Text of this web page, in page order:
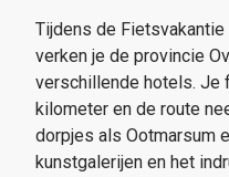
Tijdens de
verken je de provincie
verschillende hotels. Je
kilometer en de route
dorpjes als Ootmarsum
kunstgalerijen en het